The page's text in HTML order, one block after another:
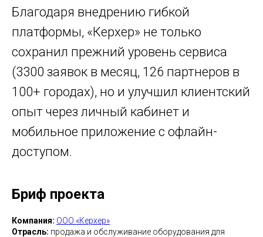
Благодаря внедрению гибкой
платформы, «Керхер» не только
сохранил прежний уровень сервиса
(3300 заявок в месяц, 126 партнеров в
100+ городах), но и улучшил клиентский
опыт через личный кабинет и
мобильное приложение с офлайн-
доступом.
Бриф проекта
Компания: ООО «Керхер»
Отрасль: продажа и обслуживание оборудования для